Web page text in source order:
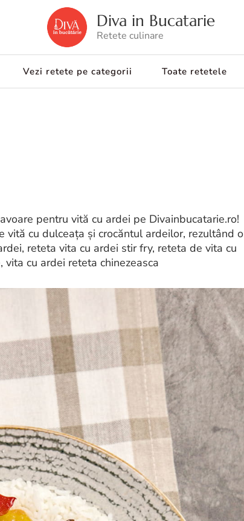
Diva in Bucatarie
Retete culinare
Vezi retete pe categorii Toate retetele
pentru vită cu ardei pe Divainbucatarie.ro!
vită cu dulceața și crocăntul ardeilor, rezultând o
reteta vita cu ardei stir fry, reteta de vita cu
cu ardei reteta chinezeasca